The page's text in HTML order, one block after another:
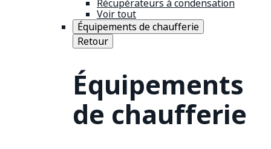
Récupérateurs à condensation
Voir tout
Équipements de chaufferie
Retour
Équipements
de chaufferie